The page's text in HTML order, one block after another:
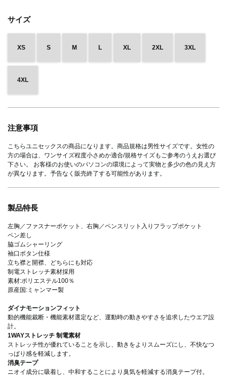
サイズ
XS S M L XL 2XL 3XL
4XL
注意事項
こちらユニセックスの商品になります。商品規格は男性サイズです。女性の
方の場合は、ワンサイズ程度小さめか適合/規格サイズもご参考のうえお選び
下さい。 お客様のお使いのパソコンの環境によって実物と多少の色の見え方
が異なります。予告なく販売終了する可能性があります。
製品特長
左胸／ファスナーポケット、右胸／ペンスリット入りフラップポケット
ペン差し
脇ゴムシャーリング
袖口ボタン仕様
立ち襟と開襟、どちらにも対応
制電ストレッチ素材採用
素材:ポリエステル100％
原産国:ミャンマー製
ダイナモーションフィット
動的機能裁断・機能素材選定など、運動時の動きやすさを追求したウエア設
計。
1WAYストレッチ 制電素材
ストレッチ性が優れていることを示し、動きをよりスムーズにし、不快なつ
っぱり感を軽減します。
消臭テープ
ニオイ成分に吸着し、中和することにより臭気を軽減する消臭テープ付。